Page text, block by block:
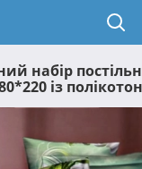
набір
із